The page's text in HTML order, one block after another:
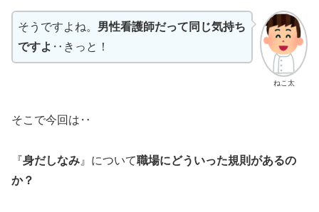
ねこ太
そうですよね。 男性看護師だって同じ気持ち
ですよ ‥きっと！
そこで今回は‥
『身だしなみ 』について職場にどういった規則があるの
か？